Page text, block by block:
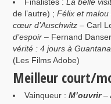
de l’autre) ;Félix et malou
cœur d’Auschwitz – Carl
d’espoir – Fernand
vérité : 4 jours à
(Les Films Adobe)
Meilleur court/
Vainqueur : M’ouvrir–